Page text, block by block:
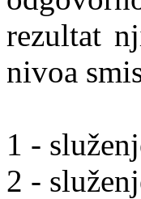
rezultat
nivoa
1 -
2 -